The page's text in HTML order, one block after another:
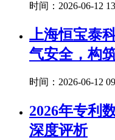
时间：2026-06-12
上海恒宝泰
气安全，构
时间：2026-06-12
2026年专利
深度评析